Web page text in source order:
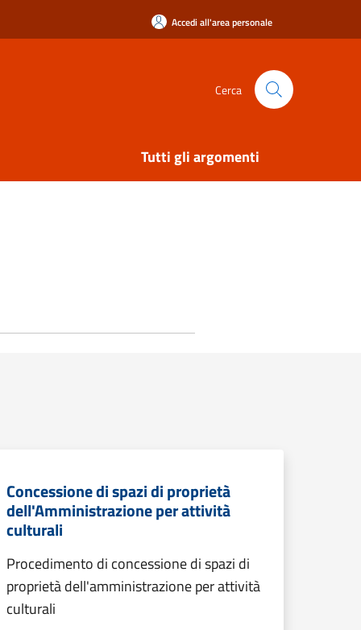
Accedi all'area personale
Cerca
Tutti gli argomenti
Concessione di spazi di proprietà
dell'Amministrazione per attività
culturali
Procedimento di concessione di spazi di
proprietà dell'amministrazione per attività
culturali